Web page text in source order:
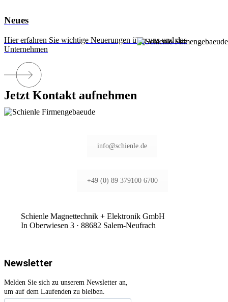
Neues
Hier erfahren Sie wichtige Neuerungen über uns und das
Unternehmen
Jetzt Kontakt aufnehmen
info@schienle.de
+49 (0) 89 379100 6700
Schienle Magnettechnik + Elektronik GmbH
In Oberwiesen 3 · 88682 Salem-Neufrach
Newsletter
Melden Sie sich zu unserem Newsletter an,
um auf dem Laufenden zu bleiben.